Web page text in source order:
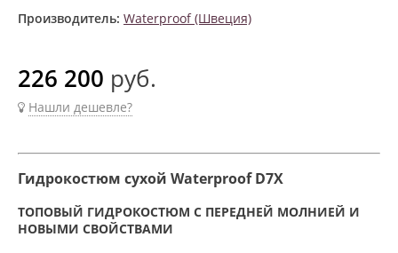
Производитель: Waterproof (Швеция)
226 200 руб.
Нашли дешевле?
Гидрокостюм сухой Waterproof D7X
ТОПОВЫЙ ГИДРОКОСТЮМ С ПЕРЕДНЕЙ МОЛНИЕЙ И
НОВЫМИ СВОЙСТВАМИ